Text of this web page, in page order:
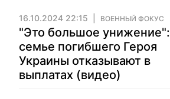
16.10.2024 22:15 ВОЕННЫЙ ФОКУС
"Это большое унижение":
семье погибшего Героя
Украины отказывают в
выплатах (видео)